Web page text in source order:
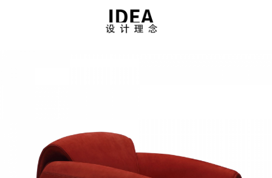
餐桌柜
Dining table with